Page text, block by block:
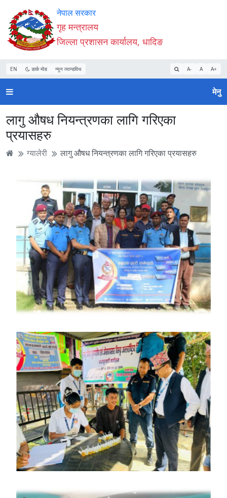
Accessibility
Mode
सुरु
गर्नुहोस्
सामाग्री
पढ्नुहाेस्
नेभिगेसन
पढ्नुहाेस्
वेबसाइट
खोजमा
जानुहोस्
नेपाल सरकार
गृह मन्त्रालय
जिल्ला प्रशासन कार्यालय, धादिङ
EN डार्क मोड न्यून व्यान्डविथ A- A A+
मेनु
लागु औषध नियन्त्रणका लागि गरिएका
प्रयासहरु
ग्यालेरी लागु औषध नियन्त्रणका लागि गरिएका प्रयासहरु